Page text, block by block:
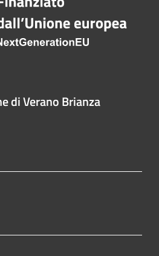
di Verano Brianza